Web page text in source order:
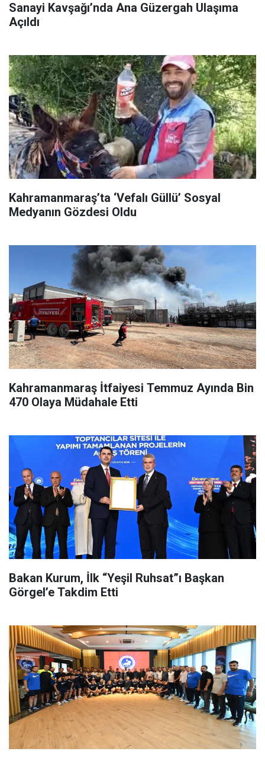
Sanayi Kavşağı’nda Ana Güzergah Ulaşıma
Açıldı
Kahramanmaraş’ta ‘Vefalı Güllü’ Sosyal
Medyanın Gözdesi Oldu
Kahramanmaraş İtfaiyesi Temmuz Ayında Bin
470 Olaya Müdahale Etti
Bakan Kurum, İlk “Yeşil Ruhsat”ı Başkan
Görgel’e Takdim Etti